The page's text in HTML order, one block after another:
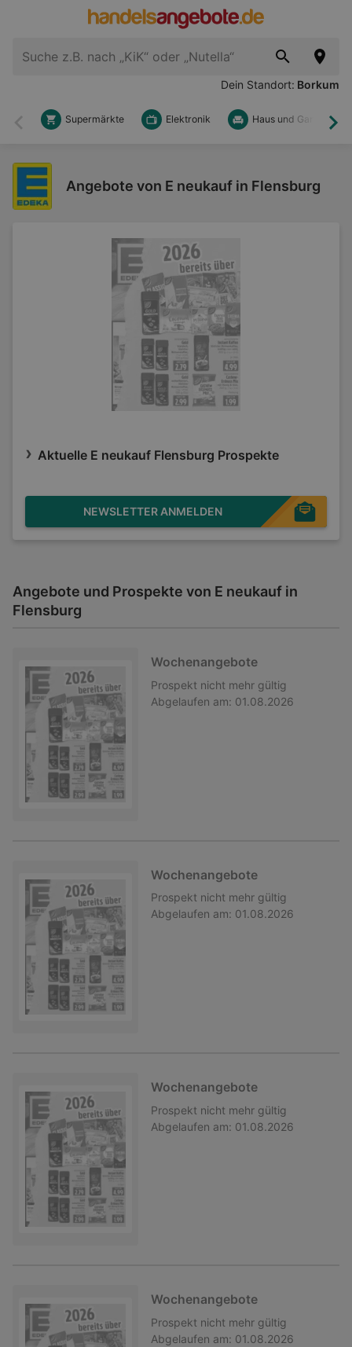
Dein Standort: Borkum
Zurück
Supermärkte Elektronik Haus und Garten
Angebote von E neukauf in Flensburg
Aktuelle E neukauf Flensburg Prospekte
NEWSLETTER ANMELDEN
Angebote und Prospekte von E neukauf in
Flensburg
Wochenangebote
Prospekt nicht mehr gültig
Abgelaufen am: 01.08.2026
Wochenangebote
Prospekt nicht mehr gültig
Abgelaufen am: 01.08.2026
Wochenangebote
Prospekt nicht mehr gültig
Abgelaufen am: 01.08.2026
Wochenangebote
Prospekt nicht mehr gültig
Abgelaufen am: 01.08.2026